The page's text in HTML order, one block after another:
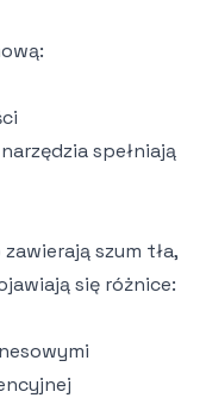
spełniają
szum tła,
się różnice: